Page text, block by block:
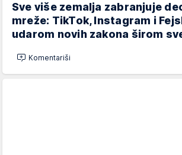
Sve više zemalja zabranjuje
mreže: TikTok, Instagram i
udarom novih zakona širom
Komentariši